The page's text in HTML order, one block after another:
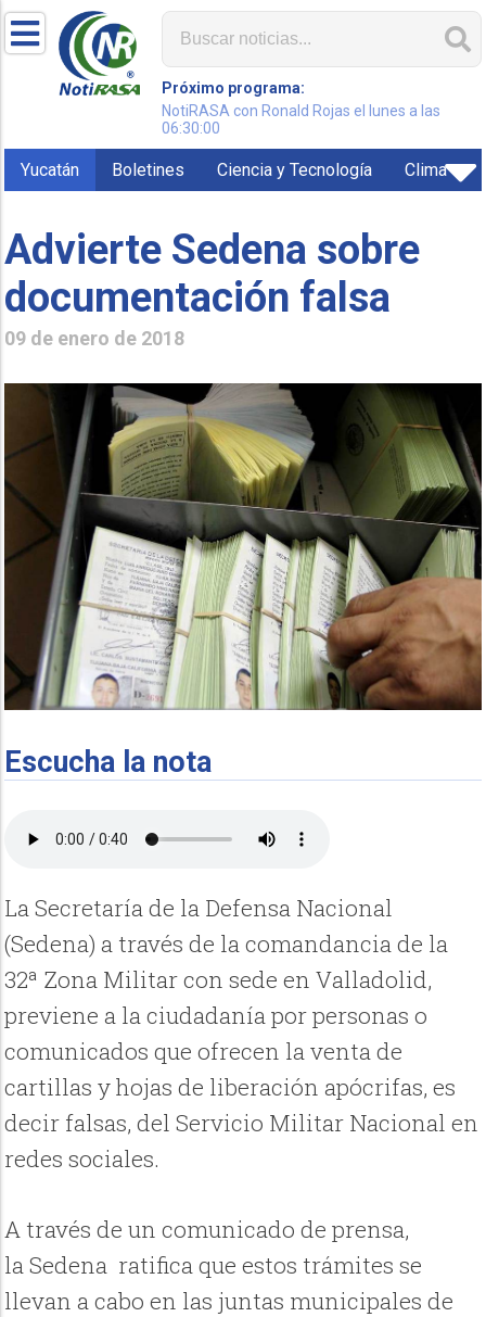
Próximo programa:
NotiRASA con Ronald Rojas el lunes a las
06:30:00
Yucatán Boletines Ciencia y Tecnología Clima
Advierte Sedena sobre
documentación falsa
09 de enero de 2018
Escucha la nota
La Secretaría de la Defensa Nacional
(Sedena) a través de la comandancia de la
32ª Zona Militar con sede en Valladolid,
previene a la ciudadanía por personas o
comunicados que ofrecen la venta de
cartillas y hojas de liberación apócrifas, es
decir falsas, del Servicio Militar Nacional en
redes sociales.
A través de un comunicado de prensa,
la Sedena ratifica que estos trámites se
llevan a cabo en las juntas municipales de